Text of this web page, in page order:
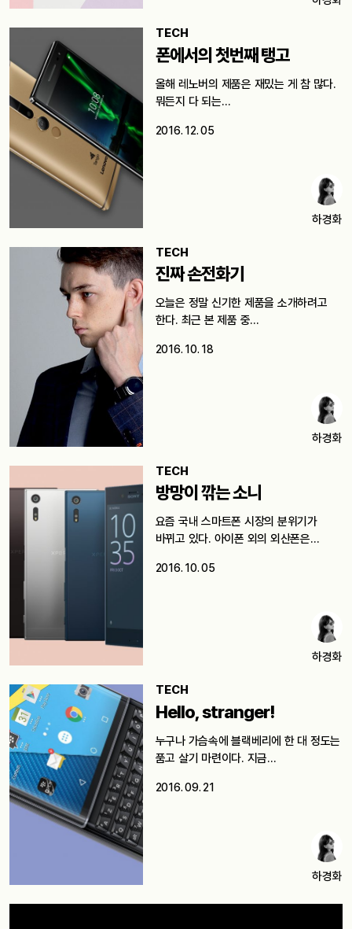
TECH
폰에서의 첫번째 탱고
올해 레노버의 제품은 재밌는 게 참 많다.
뭐든지 다 되는…
2016. 12. 05
하경화
TECH
진짜 손전화기
오늘은 정말 신기한 제품을 소개하려고
한다. 최근 본 제품 중…
2016. 10. 18
하경화
TECH
방망이 깎는 소니
요즘 국내 스마트폰 시장의 분위기가
바뀌고 있다. 아이폰 외의 외산폰은…
2016. 10. 05
하경화
TECH
Hello, stranger!
누구나 가슴속에 블랙베리에 한 대 정도는
품고 살기 마련이다. 지금…
2016. 09. 21
하경화